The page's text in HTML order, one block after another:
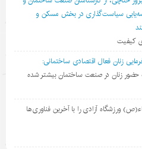
سیاست‌گذاری در بخش مسکن و
کیفیت
زنان فعال اقتصادی ساختمانی:
حضور زنان در صنعت ساختمان بیشتر شده
ورزشگاه آزادی را با آخرین فناوری‌ها